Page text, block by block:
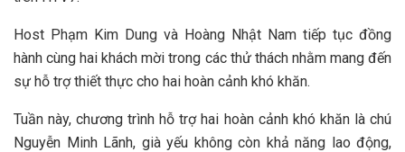
Host Phạm Kim Dung và Hoàng Nhật Nam tiếp tục đồng
hành cùng hai khách mời trong các thử thách nhằm mang đến
sự hỗ trợ thiết thực cho hai hoàn cảnh khó khăn.
Tuần này, chương trình hỗ trợ hai hoàn cảnh khó khăn là chú
Nguyễn Minh Lãnh, già yếu không còn khả năng lao động,